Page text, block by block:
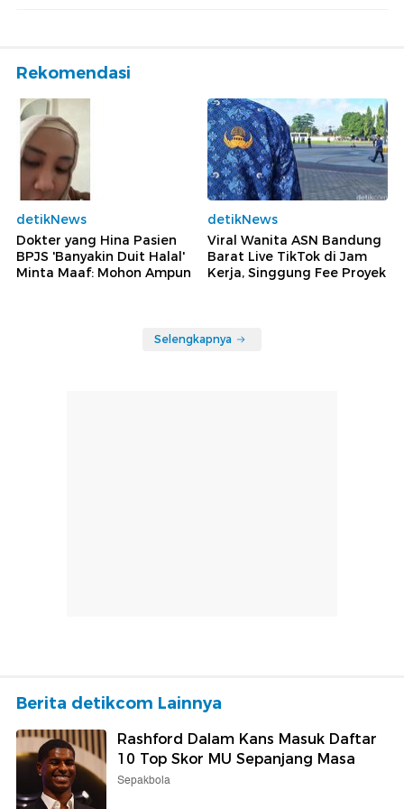
Rekomendasi
detikNews
Dokter yang Hina Pasien
BPJS 'Banyakin Duit Halal'
Minta Maaf: Mohon Ampun
detikNews
Viral Wanita ASN Bandung
Barat Live TikTok di Jam
Kerja, Singgung Fee Proyek
Selengkapnya
Berita detikcom Lainnya
Rashford Dalam Kans Masuk Daftar
10 Top Skor MU Sepanjang Masa
Sepakbola